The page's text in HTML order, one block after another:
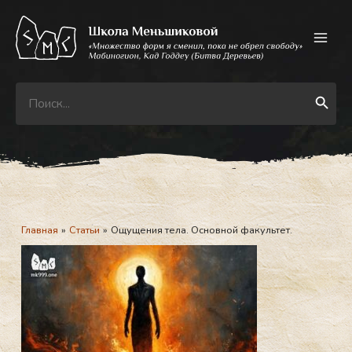
содержимому
Search
for:
Search Button
Главная Статьи Ощущения тела. Основной факультет.